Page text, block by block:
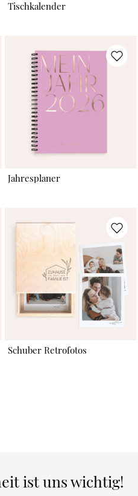
Tischkalender
Jahresplaner
Schuber Retrofotos
ist uns wichtig!